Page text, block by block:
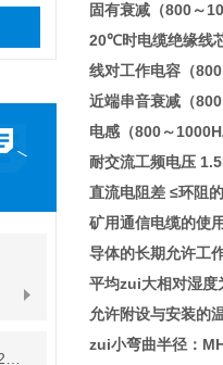
固有衰减（800～
20℃时电缆绝缘线
线对工作电容（
近端串音衰减（
电感（800～
耐交流工频电压
直流电阻差 ≤环阻
矿用通信电缆的使
导体的长期允许工
平均zui大相对湿
允许附设与安装的
zui小弯曲半径：